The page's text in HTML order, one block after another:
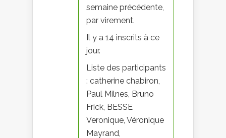
semaine précédente,
par virement.
Il y a 14 inscrits à ce
jour.
Liste des participants
: catherine chabiron,
Paul Milnes, Bruno
Frick, BESSE
Veronique, Véronique
Mayrand,